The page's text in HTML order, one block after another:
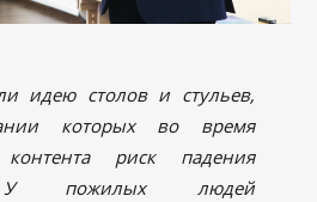
идею столов и стульев,
которых во время
риск падения
У пожилых людей